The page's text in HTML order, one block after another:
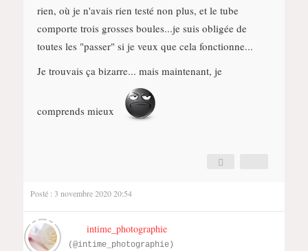
rien, où je n'avais rien testé non plus, et le tube
comporte trois grosses boules...je suis obligée de
toutes les "passer" si je veux que cela fonctionne...
Je trouvais ça bizarre... mais maintenant, je
comprends mieux
Posté : 3 novembre 2020 20:54
intime_photographie
(@intime_photographie)